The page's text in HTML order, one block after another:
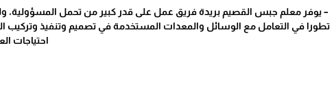
– يوفر معلم جبس القصيم بريدة فريق عمل على قدر كبير من تحمل المسؤولية،
تطورا في التعامل مع الوسائل والمعدات المستخدمة في تصميم وتنفيذ
احتياجات